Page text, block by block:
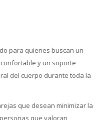
para quienes buscan un
y un soporte
del cuerpo durante toda la
que desean minimizar la
que valoran